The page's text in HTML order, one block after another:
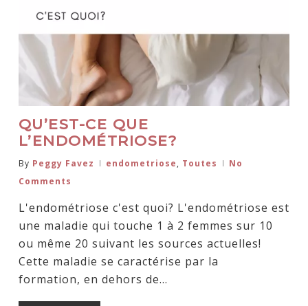
QU’EST-CE QUE
L’ENDOMÉTRIOSE?
By Peggy Favez endometriose, Toutes
No
Comments
L'endométriose c'est quoi? L'endométriose est
une maladie qui touche 1 à 2 femmes sur 10
ou même 20 suivant les sources actuelles!
Cette maladie se caractérise par la
formation, en dehors de…